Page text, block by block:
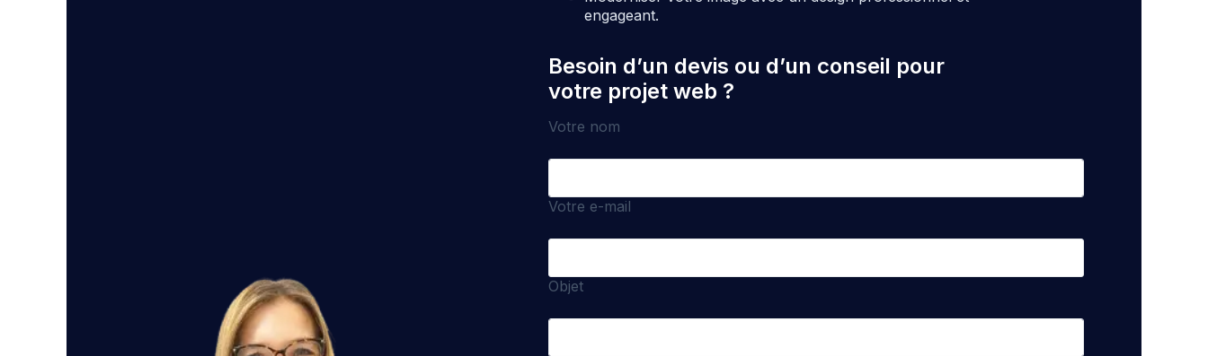
engageant.
Besoin d’un devis ou d’un conseil pour
votre projet web ?
Votre nom
Votre e-mail
Objet